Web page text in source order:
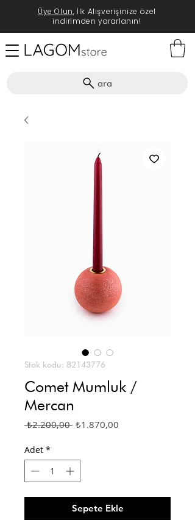
ara
Üye Olun, İlk Alışverişinize özel
indirimden yararlanın!
Stok kodu: 82143776
Comet Mumluk /
Mercan
₺2.200,00 Normal
₺1.870,00
Adet *
Sepete Ekle